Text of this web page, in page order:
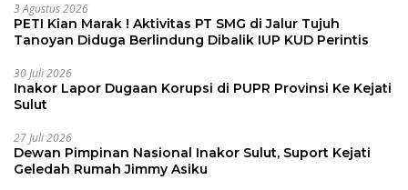
3 Agustus 2026
PETI Kian Marak ! Aktivitas PT SMG di Jalur Tujuh
Tanoyan Diduga Berlindung Dibalik IUP KUD Perintis
30 Juli 2026
Inakor Lapor Dugaan Korupsi di PUPR Provinsi Ke Kejati
Sulut
27 Juli 2026
Dewan Pimpinan Nasional Inakor Sulut, Suport Kejati
Geledah Rumah Jimmy Asiku